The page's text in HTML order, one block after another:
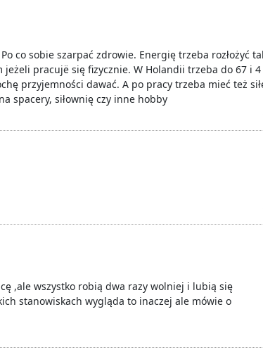
co sobie szarpać zdrowie. Energię trzeba rozłożyć
pracujë się fizycznie. W Holandii trzeba do 67 i 4
przyjemności dawać. A po pracy trzeba mieć też
spacery, siłownię czy inne hobby
,ale wszystko robią dwa razy wolniej i lubią się
stanowiskach wygląda to inaczej ale mówie o